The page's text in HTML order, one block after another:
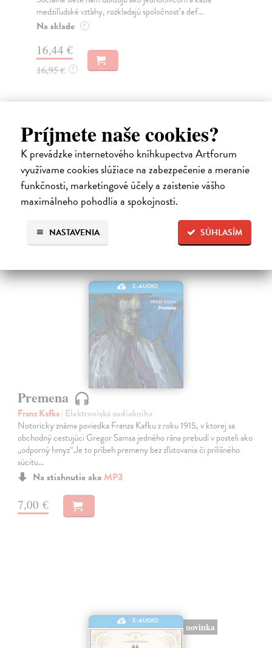
Príjmete naše cookies?
K prevádzke internetového kníhkupectva Artforum
využívame cookies slúžiace na zabezpečenie a meranie
funkčnosti, marketingové účely a zaistenie vášho
maximálneho pohodlia a spokojnosti.
SÚHLASÍM
NASTAVENIA
medziľudské vzťahy, rozkladajú spoločnosť a def...
Na sklade ?
16,44 €
16,95 € ?
Ďalšie z kategórie beletria –
svetové a prekladové audioknihy
E-AUDIO
Premena
Franz Kafka| Elektronická audiokniha
Notoricky známa poviedka Franza Kafku z roku 1915, v ktorej sa
obchodný cestujúci Gregor Samsa jedného rána prebudí v posteli ako
„odporný hmyz“.Je to príbeh premeny bez zľutovania či prílišného
súcitu…
Na stiahnutie ako MP3
7,00 €
E-AUDIO
novinka